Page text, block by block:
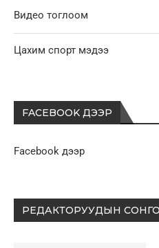
Видео тоглоом
Цахим спорт мэдээ
FACEBOOK ДЭЭР
Facebook дээр
РЕДАКТОРУУДЫН